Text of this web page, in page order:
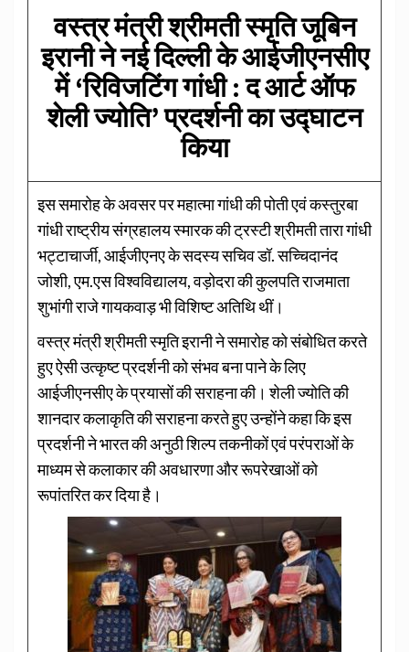
वस्त्र मंत्री श्रीमती स्मृति जूबिन
इरानी ने नई दिल्ली के आईजीएनसीए
में ‘रिविजटिंग गांधी : द आर्ट ऑफ
शेली ज्योति’ प्रदर्शनी का उद्घाटन
किया
इस समारोह के अवसर पर महात्मा गांधी की पोती एवं कस्तुरबा
गांधी राष्ट्रीय संग्रहालय स्मारक की ट्रस्टी श्रीमती तारा गांधी
भट्टाचार्जी, आईजीएनए के सदस्य सचिव डॉ. सच्चिदानंद
जोशी, एम.एस विश्वविद्यालय, वड़ोदरा की कुलपति राजमाता
शुभांगी राजे गायकवाड़ भी विशिष्ट अतिथि थीं।
वस्त्र मंत्री श्रीमती स्मृति इरानी ने समारोह को संबोधित करते
हुए ऐसी उत्कृष्ट प्रदर्शनी को संभव बना पाने के लिए
आईजीएनसीए के प्रयासों की सराहना की। शेली ज्योति की
शानदार कलाकृति की सराहना करते हुए उन्होंने कहा कि इस
प्रदर्शनी ने भारत की अनुठी शिल्प तकनीकों एवं परंपराओं के
माध्यम से कलाकार की अवधारणा और रूपरेखाओं को
रूपांतरित कर दिया है।